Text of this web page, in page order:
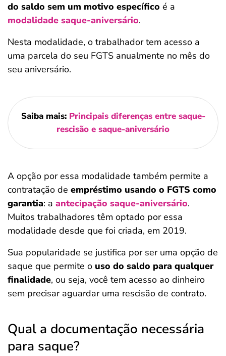
do saldo sem um motivo específico é a
modalidade saque-aniversário.
Nesta modalidade, o trabalhador tem acesso a
uma parcela do seu FGTS anualmente no mês do
seu aniversário.
Saiba mais: Principais diferenças entre saque-
rescisão e saque-aniversário
A opção por essa modalidade também permite a
contratação de empréstimo usando o FGTS como
garantia: a antecipação saque-aniversário.
Muitos trabalhadores têm optado por essa
modalidade desde que foi criada, em 2019.
Sua popularidade se justifica por ser uma opção de
saque que permite o uso do saldo para qualquer
finalidade, ou seja, você tem acesso ao dinheiro
sem precisar aguardar uma rescisão de contrato.
Qual a documentação necessária
para saque?